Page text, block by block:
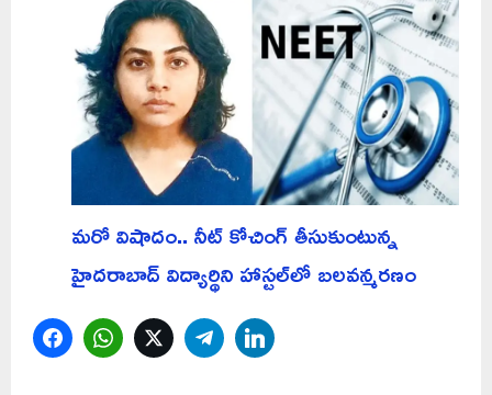
మరో విషాదం.. నీట్ కోచింగ్ తీసుకుంటున్న
హైదరాబాద్ విద్యార్థిని హాస్టల్‌లో బలవన్మరణం
FacebookWhatsAppTwitterTelegram